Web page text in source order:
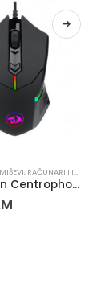
MIŠEVI, RAČUNARI I IT OPREMA
ReDragon Centrophorus 2 M601 Gaming Miš